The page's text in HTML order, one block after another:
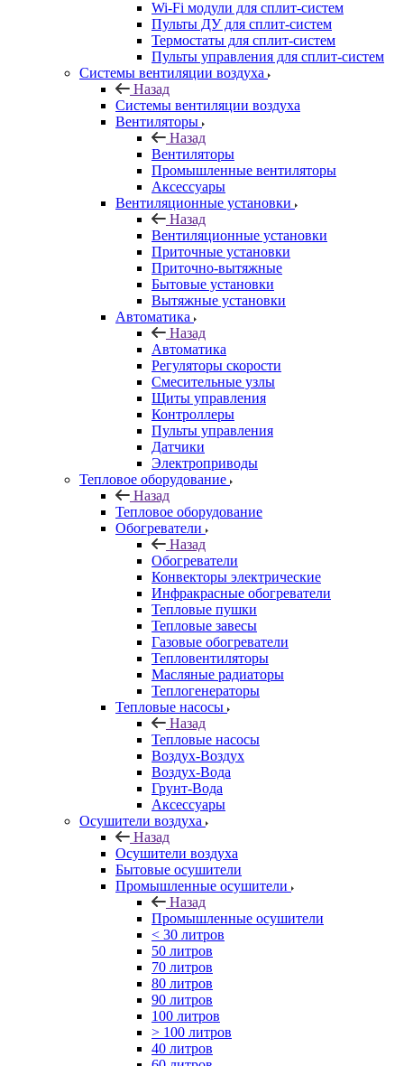
Wi-Fi модули для сплит-систем
Пульты ДУ для сплит-систем
Термостаты для сплит-систем
Пульты управления для сплит-систем
Системы вентиляции воздуха
Назад
Системы вентиляции воздуха
Вентиляторы
Назад
Вентиляторы
Промышленные вентиляторы
Аксессуары
Вентиляционные установки
Назад
Вентиляционные установки
Приточные установки
Приточно-вытяжные
Бытовые установки
Вытяжные установки
Автоматика
Назад
Автоматика
Регуляторы скорости
Смесительные узлы
Щиты управления
Контроллеры
Пульты управления
Датчики
Электроприводы
Тепловое оборудование
Назад
Тепловое оборудование
Обогреватели
Назад
Обогреватели
Конвекторы электрические
Инфракрасные обогреватели
Тепловые пушки
Тепловые завесы
Газовые обогреватели
Тепловентиляторы
Масляные радиаторы
Теплогенераторы
Тепловые насосы
Назад
Тепловые насосы
Воздух-Воздух
Воздух-Вода
Грунт-Вода
Аксессуары
Осушители воздуха
Назад
Осушители воздуха
Бытовые осушители
Промышленные осушители
Назад
Промышленные осушители
< 30 литров
50 литров
70 литров
80 литров
90 литров
100 литров
> 100 литров
40 литров